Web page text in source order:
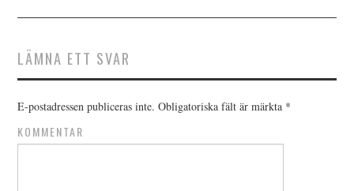
LÄMNA ETT SVAR
E-postadressen publiceras inte. Obligatoriska fält är märkta *
KOMMENTAR